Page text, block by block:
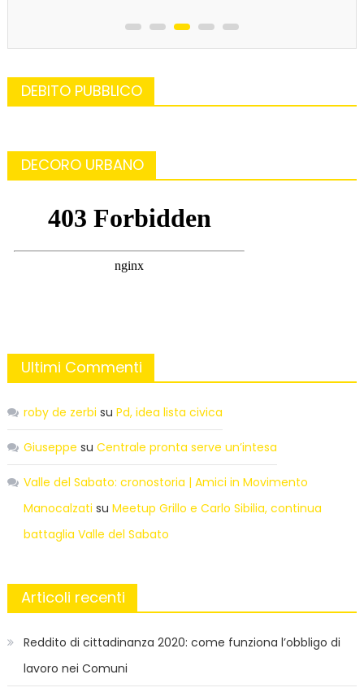
DEBITO PUBBLICO
DECORO URBANO
Ultimi Commenti
roby de zerbi su Pd, idea lista civica
Giuseppe su Centrale pronta serve un’intesa
Valle del Sabato: cronostoria | Amici in Movimento
Manocalzati su Meetup Grillo e Carlo Sibilia, continua
battaglia Valle del Sabato
Articoli recenti
Reddito di cittadinanza 2020: come funziona l’obbligo di
lavoro nei Comuni